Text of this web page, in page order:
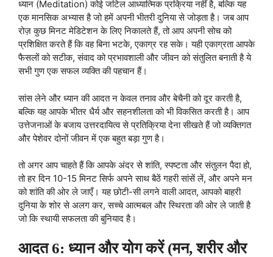
ध्यान (Meditation) कोई जटिल आध्यात्मिक प्रक्रिया नहीं है, बल्कि यह
एक मानसिक अभ्यास है जो हमें अपनी भीतरी दुनिया से जोड़ता है। जब आप
रोज़ कुछ मिनट मेडिटेशन के लिए निकालते हैं, तो आप अपनी सोच को
प्रशिक्षित करते हैं कि वह बिना भटके, एकाग्र रह सके। यही एकाग्रता आपके
फैसलों को सटीक, संवाद को प्रभावशाली और जीवन को संतुलित बनाती है ये
सभी गुण एक सफल व्यक्ति की पहचान हैं।
सांस लेने और ध्यान की आदत न केवल तनाव और बेचैनी को दूर करती है,
बल्कि यह आपके भीतर धैर्य और सहनशीलता को भी विकसित करती है। आप
उत्तेजनाओं के बजाय उत्तरदायित्व से प्रतिक्रिया देना सीखते हैं जो व्यक्तिगत
और पेशेवर दोनों जीवन में एक बहुत बड़ा गुण है।
तो अगर आप चाहते हैं कि आपके अंदर से शांति, स्पष्टता और संतुलन पैदा हो,
तो हर दिन 10-15 मिनट सिर्फ अपने साथ बैठें गहरी सांसें लें, और अपने मन
को शांति की ओर ले जाएँ। यह छोटी-सी लगने वाली आदत, आपको बाहरी
दुनिया के शोर से अलग कर, सच्चे आत्मबल और स्थिरता की ओर ले जाती है
जो कि स्थायी सफलता की बुनियाद है।
आदत 6: ध्यान और योग करें (मन, शरीर और